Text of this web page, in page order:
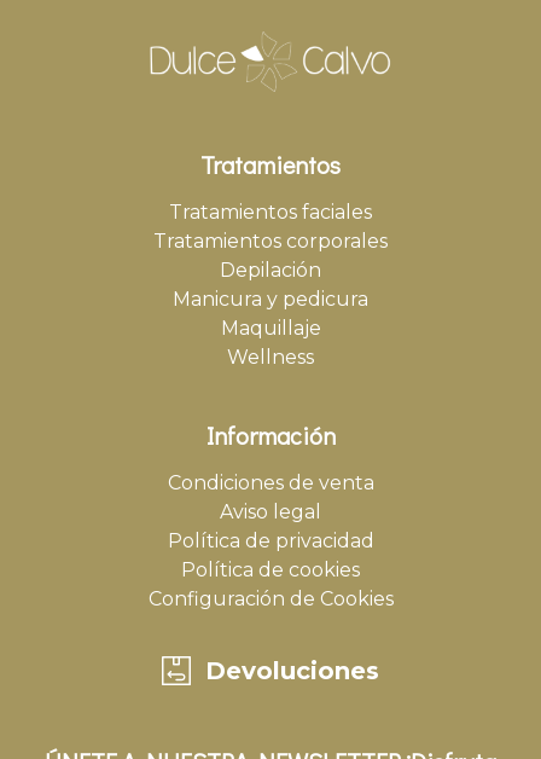
Tratamientos
Tratamientos faciales
Tratamientos corporales
Depilación
Manicura y pedicura
Maquillaje
Wellness
Información
Condiciones de venta
Aviso legal
Política de privacidad
Política de cookies
Configuración de Cookies
Devoluciones